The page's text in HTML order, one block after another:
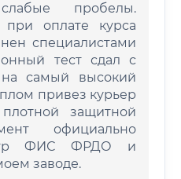
пробелы.
оплате курса
специалистами
тест сдал с
самый высокий
привез курьер
защитной
официально
ФИС ФРДО и
заводе.